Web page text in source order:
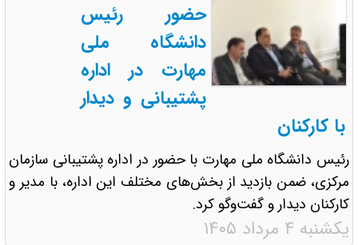
حضور رئیس
دانشگاه ملی
مهارت در اداره
پشتیبانی و دیدار
با کارکنان
رئیس دانشگاه ملی مهارت با حضور در اداره پشتیبانی سازمان
مرکزی، ضمن بازدید از بخش‌های مختلف این اداره، با مدیر و
کارکنان دیدار و گفت‌وگو کرد.
یکشنبه ۴ مرداد ۱۴۰۵